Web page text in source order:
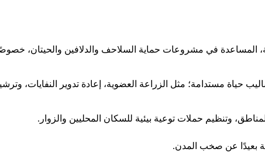
المساعدة في مشروعات حماية السلاحف والدلافين والحيتان،
حياة مستدامة؛ مثل الزراعة العضوية، إعادة تدوير النفايات،
وتنظيم حملات توعية بيئية للسكان المحليين والزوار.
بعيدًا عن صخب المدن.